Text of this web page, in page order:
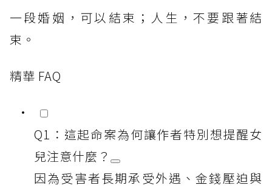
一段婚姻，可以結束；人生，不要跟著結
束。
精華 FAQ
Q1：這起命案為何讓作者特別想提醒女
兒注意什麼？
因為受害者長期承受外遇、金錢壓迫與